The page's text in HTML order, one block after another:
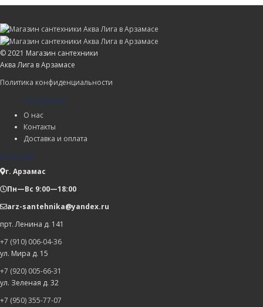
© 2021 Магазин сантехники
Аква Лига в Арзамасе
Политика конфиденциальности
Компания
О нас
Контакты
Доставка и оплата
Магазин
г. Арзамас
Пн—Вс 9:00—18:00
arz-santehnika@yandex.ru
прт. Ленина д. 141
+7 (910) 006-04-36
ул. Мира д. 15
+7 (920) 005-66-31
ул. Зеленая д. 32
+7 (950) 355-77-07